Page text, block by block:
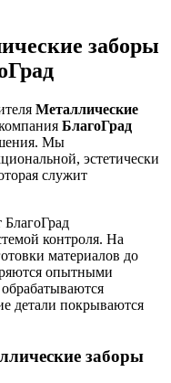
заборы
Металлические
БлагоГрад
Мы
эстетически
служит
БлагоГрад
контроля. На
материалов до
опытными
детали покрываются
заборы